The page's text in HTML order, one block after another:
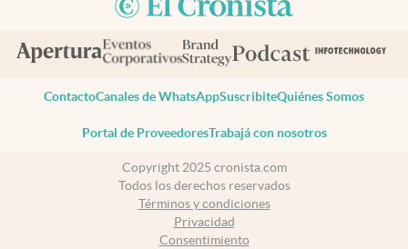
ContactoCanales de WhatsAppSuscribiteQuiénes Somos
Portal de ProveedoresTrabajá con nosotros
Copyright 2025 cronista.com
Todos los derechos reservados
Términos y condiciones
Privacidad
Consentimiento